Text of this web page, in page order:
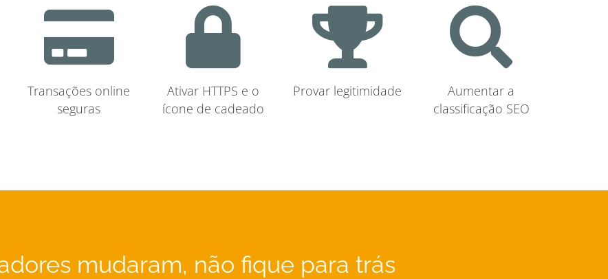
Transações online
seguras
Ativar HTTPS e o
ícone de cadeado
Provar legitimidade
Aumentar a
classificação SEO
mudaram, não fique para trás